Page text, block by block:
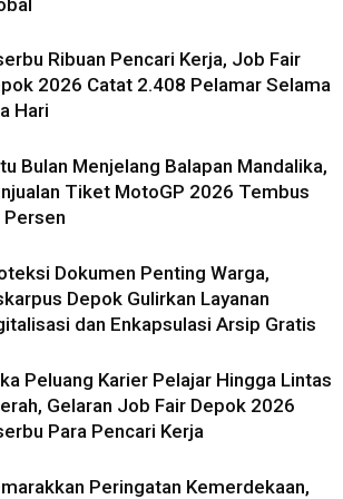
Ribuan Pencari Kerja, Job Fair
2026 Catat 2.408 Pelamar Selama
Hari
Bulan Menjelang Balapan Mandalika,
Tiket MotoGP 2026 Tembus
Persen
Dokumen Penting Warga,
Depok Gulirkan Layanan
dan Enkapsulasi Arsip Gratis
Peluang Karier Pelajar Hingga Lintas
Gelaran Job Fair Depok 2026
Para Pencari Kerja
Peringatan Kemerdekaan,